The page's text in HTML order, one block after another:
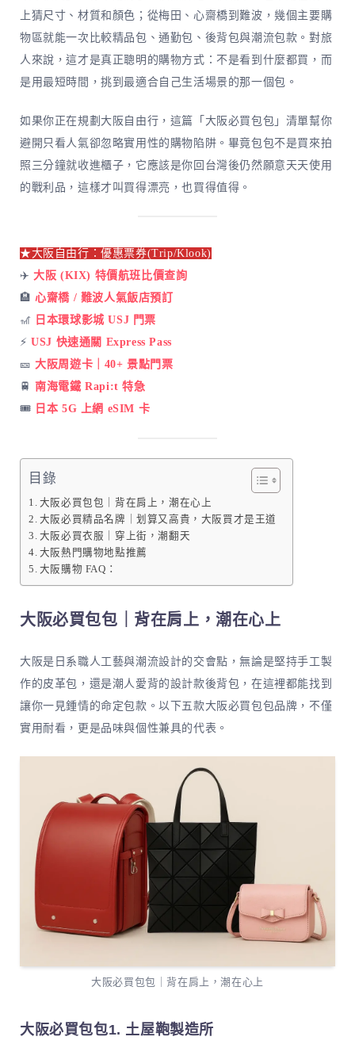
上猜尺寸、材質和顏色；從梅田、心齋橋到難波，幾個主要購
物區就能一次比較精品包、通勤包、後背包與潮流包款。對旅
人來說，這才是真正聰明的購物方式：不是看到什麼都買，而
是用最短時間，挑到最適合自己生活場景的那一個包。
如果你正在規劃大阪自由行，這篇「大阪必買包包」清單幫你
避開只看人氣卻忽略實用性的購物陷阱。畢竟包包不是買來拍
照三分鐘就收進櫃子，它應該是你回台灣後仍然願意天天使用
的戰利品，這樣才叫買得漂亮，也買得值得。
★大阪自由行：優惠票券(Trip/Klook)
✈️大阪 (KIX) 特價航班比價查詢
🏨心齋橋 / 難波人氣飯店預訂
🎢
日本環球影城 USJ 門票
⚡USJ 快速通關 Express Pass
🎫大阪周遊卡｜40+ 景點門票
🚆南海電鐵 Rapi:t 特急
🎟️ 日本 5G 上網 eSIM 卡
目錄
大阪必買包包｜背在肩上，潮在心上
大阪必買精品名牌｜划算又高貴，大阪買才是王道
大阪必買衣服｜穿上街，潮翻天
大阪熱門購物地點推薦
大阪購物 FAQ：
大阪必買包包｜背在肩上，潮在心上
大阪是日系職人工藝與潮流設計的交會點，無論是堅持手工製
作的皮革包，還是潮人愛背的設計款後背包，在這裡都能找到
讓你一見鍾情的命定包款。以下五款大阪必買包包品牌，不僅
實用耐看，更是品味與個性兼具的代表。
大阪必買包包｜背在肩上，潮在心上
大阪必買包包1. 土屋鞄製造所